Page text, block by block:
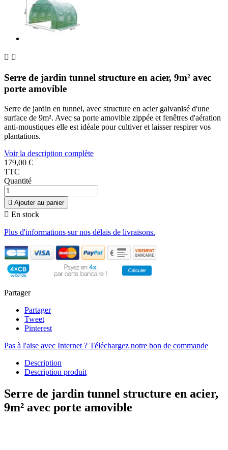
 
Serre de jardin tunnel structure en acier, 9m² avec
porte amovible
Serre de jardin en tunnel, avec structure en acier galvanisé d'une
surface de 9m². Avec sa porte amovible zippée et fenêtres d'aération
anti-moustiques elle est idéale pour cultiver et laisser respirer vos
plantations.
Voir la description complète
179,00 €
TTC
Quantité
 Ajouter au panier
 En stock
Plus d'informations sur nos délais de livraisons.
Partager
Partager
Tweet
Pinterest
Pas à l'aise avec Internet ? Téléchargez notre bon de commande
Description
Description produit
Serre de jardin tunnel structure en acier,
9m² avec porte amovible